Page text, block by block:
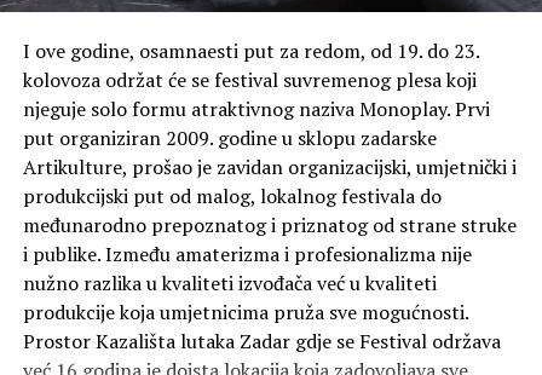
Bilo da dolaze zbog Omakase iskustva, sushi radionica,
koktela na terasi ili večernje atmosfere koja spaja dining
i nightlife koncept, gosti se u Fenix i ove sezone vraćaju
zbog kombinacije vrhunske hrane, energije prostora i
osjećaja da svaki izlazak ima svoj ritam.
Rate this item: Submit Rating
Rating:3.00/5. From 2 votes.
POVEZANE TEME : FEATURED
GASTRONOMIJA
UP NEXT
I ove godine, osamnaesti put za redom, od 19. do 23.
kolovoza održat će se festival suvremenog plesa koji
njeguje solo formu atraktivnog naziva Monoplay. Prvi
put organiziran 2009. godine u sklopu zadarske
Artikulture, prošao je zavidan organizacijski, umjetnički i
produkcijski put od malog, lokalnog festivala do
međunarodno prepoznatog i priznatog od strane struke
i publike. Između amaterizma i profesionalizma nije
nužno razlika u kvaliteti izvođača već u kvaliteti
produkcije koja umjetnicima pruža sve mogućnosti.
Prostor Kazališta lutaka Zadar gdje se Festival održava